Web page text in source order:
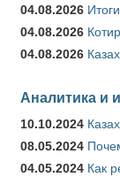
04.08.2026
04.08.2026
04.08.2026
Аналитика и
10.10.2024
08.05.2024
04.05.2024 Как